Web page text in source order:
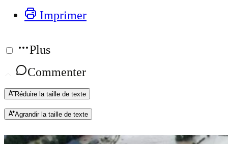
Imprimer
Plus
Commenter
Réduire la taille de texte
Agrandir la taille de texte